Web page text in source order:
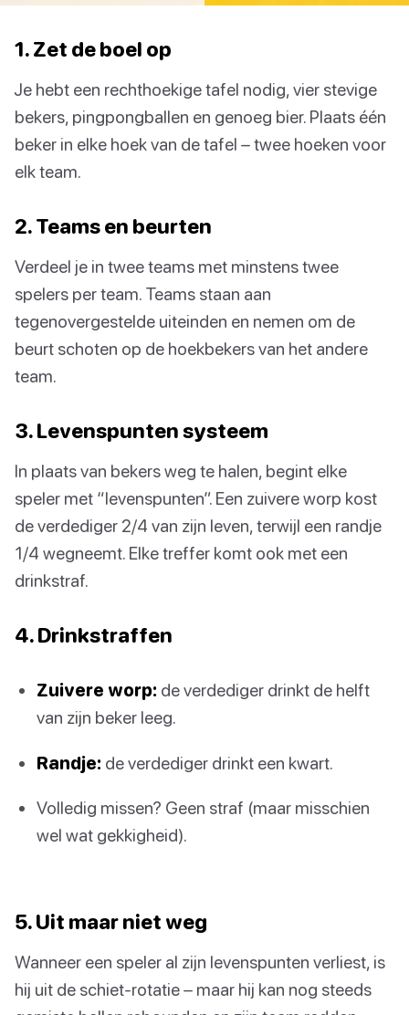
1. Zet de boel op
Je hebt een rechthoekige tafel nodig, vier stevige
bekers, pingpongballen en genoeg bier. Plaats één
beker in elke hoek van de tafel – twee hoeken voor
elk team.
2. Teams en beurten
Verdeel je in twee teams met minstens twee
spelers per team. Teams staan aan
tegenovergestelde uiteinden en nemen om de
beurt schoten op de hoekbekers van het andere
team.
3. Levenspunten systeem
In plaats van bekers weg te halen, begint elke
speler met “levenspunten”. Een zuivere worp kost
de verdediger 2/4 van zijn leven, terwijl een randje
1/4 wegneemt. Elke treffer komt ook met een
drinkstraf.
4. Drinkstraffen
Zuivere worp: de verdediger drinkt de helft
van zijn beker leeg.
Randje: de verdediger drinkt een kwart.
Volledig missen? Geen straf (maar misschien
wel wat gekkigheid).
5. Uit maar niet weg
Wanneer een speler al zijn levenspunten verliest, is
hij uit de schiet-rotatie – maar hij kan nog steeds